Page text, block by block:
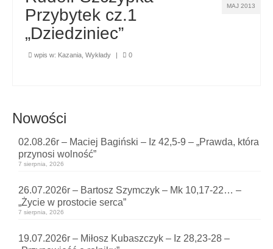
MAJ 2013
Przybytek cz.1
„Dziedziniec”
wpis w: Kazania Wykłady | 0
Nowości
02.08.26r – Maciej Bagiński – Iz 42,5-9 – „Prawda, która
przynosi wolność”
7 sierpnia, 2026
26.07.2026r – Bartosz Szymczyk – Mk 10,17-22… –
„Życie w prostocie serca”
7 sierpnia, 2026
19.07.2026r – Miłosz Kubaszczyk – Iz 28,23-28 –